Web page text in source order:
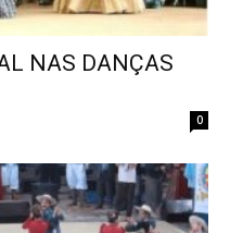
NAS DANÇAS
0